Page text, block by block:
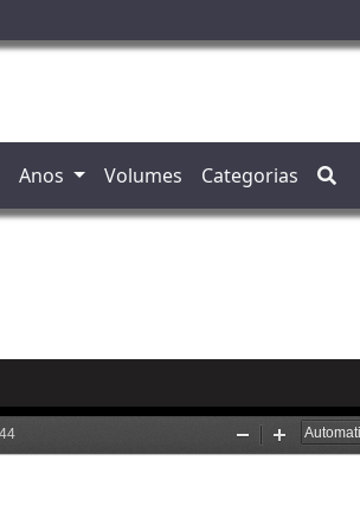
Anos Volumes Categorias